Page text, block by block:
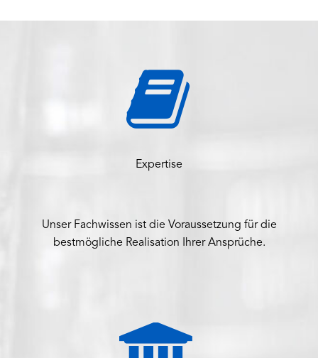


Expertise
Unser Fachwissen ist die Voraussetzung für die
bestmögliche Realisation Ihrer Ansprüche.